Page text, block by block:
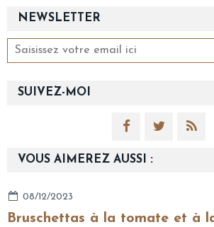
NEWSLETTER
SUIVEZ-MOI
VOUS AIMEREZ AUSSI :
08/12/2023
Bruschettas à la tomate et à